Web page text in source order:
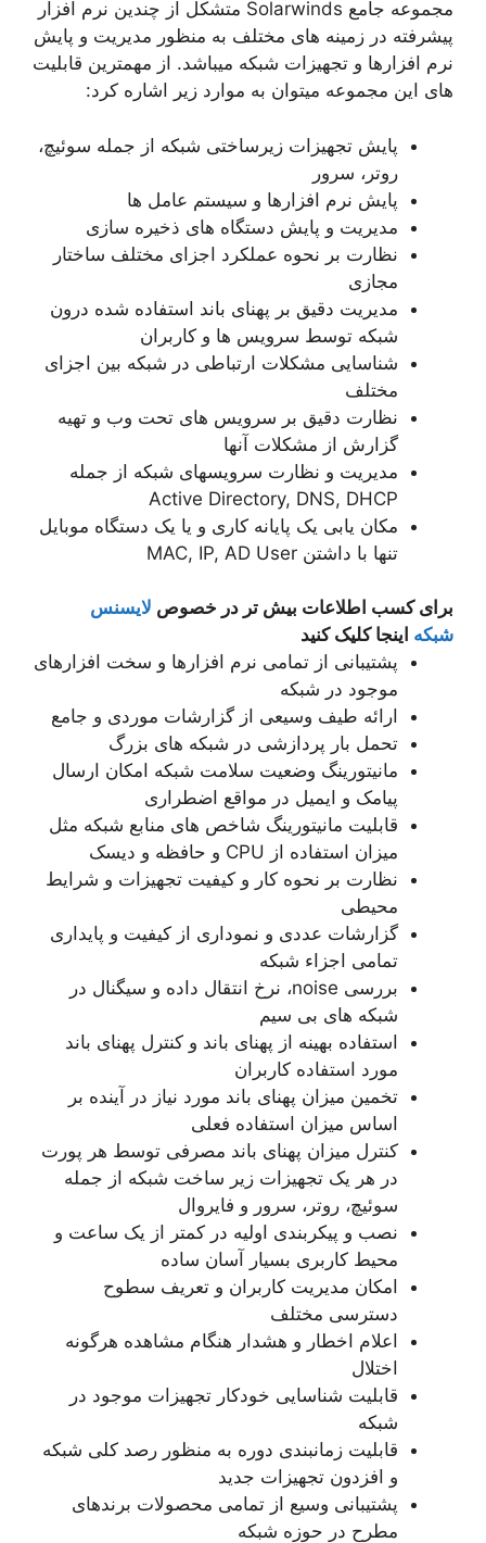
مجموعه جامع Solarwinds متشکل از چندین نرم افزار
پیشرفته در زمینه های مختلف به منظور مدیریت و پایش
نرم افزارها و تجهیزات شبکه میباشد. از مهمترین قابلیت
های این مجموعه میتوان به موارد زیر اشاره کرد:
پایش تجهیزات زیرساختی شبکه از جمله سوئیچ،
روتر، سرور
پایش نرم افزارها و سیستم عامل ها
مدیریت و پایش دستگاه های ذخیره سازی
نظارت بر نحوه عملکرد اجزای مختلف ساختار
مجازی
مدیریت دقیق بر پهنای باند استفاده شده درون
شبکه توسط سرویس ها و کاربران
شناسایی مشکلات ارتباطی در شبکه بین اجزای
مختلف
نظارت دقیق بر سرویس های تحت وب و تهیه
گزارش از مشکلات آنها
مدیریت و نظارت سرویسهای شبکه از جمله
Active Directory, DNS, DHCP
مکان یابی یک پایانه کاری و یا یک دستگاه موبایل
تنها با داشتن MAC, IP, AD User
برای کسب اطلاعات بیش تر در خصوص لایسنس
شبکه اینجا کلیک کنید
پشتیبانی از تمامی نرم افزارها و سخت افزارهای
موجود در شبکه
ارائه طیف وسیعی از گزارشات موردی و جامع
تحمل بار پردازشی در شبکه های بزرگ
مانیتورینگ وضعیت سلامت شبکه امکان ارسال
پیامک و ایمیل در مواقع اضطراری
قابلیت مانیتورینگ شاخص های منابع شبکه مثل
میزان استفاده از CPU و حافظه و دیسک
نظارت بر نحوه کار و کیفیت تجهیزات و شرایط
محیطی
گزارشات عددی و نموداری از کیفیت و پایداری
تمامی اجزاء شبکه
بررسی noise، نرخ انتقال داده و سیگنال در
شبکه های بی سیم
استفاده بهینه از پهنای باند و کنترل پهنای باند
مورد استفاده کاربران
تخمین میزان پهنای باند مورد نیاز در آینده بر
اساس میزان استفاده فعلی
کنترل میزان پهنای باند مصرفی توسط هر پورت
در هر یک تجهیزات زیر ساخت شبکه از جمله
سوئیچ، روتر، سرور و فایروال
نصب و پیکربندی اولیه در کمتر از یک ساعت و
محیط کاربری بسیار آسان ساده
امکان مدیریت کاربران و تعریف سطوح
دسترسی مختلف
اعلام اخطار و هشدار هنگام مشاهده هرگونه
اختلال
قابلیت شناسایی خودکار تجهیزات موجود در
شبکه
قابلیت زمانبندی دوره به منظور رصد کلی شبکه
و افزدون تجهیزات جدید
پشتیبانی وسیع از تمامی محصولات برندهای
مطرح در حوزه شبکه